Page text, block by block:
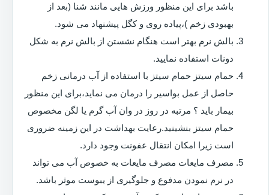
باشد برای این منظور ورزش هایی مانند شنا (بعد از
بهبودی زخم )،پیاده روی و کگل پیشنهاد می شود.
بالش نرم بهتر است هنگام نشستن از بالش نرم به شکل
دونات استفاده نمایید.
حمام سیتز حمام سیتز با استفاده از آب درمانی زخم
حاصل از عمل بواسیر را درمان می نماید،برای این منظور
بیمار باید ؟ مرتبه در روز در وان آب گرم یا لگن مخصوص
حمام سیتز بنشینید.رعایت بهداشت در این زمینه ضروری
است زیرا امکان انتقال عفونت وجود دارد.
مصرف مایعات مصرف مایعات به خصوص آب می تواند
در نرم نمودن مدفوع و جلوگیری از یبوست موثر باشد.